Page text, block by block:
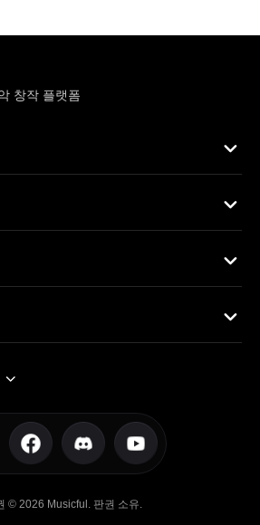
창작 플랫폼
© 2026 Musicful. 판권 소유.